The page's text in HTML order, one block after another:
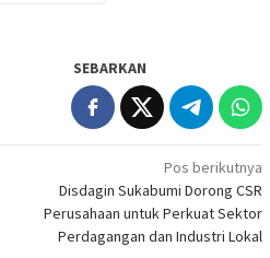
SEBARKAN
Pos berikutnya
Disdagin Sukabumi Dorong CSR
Perusahaan untuk Perkuat Sektor
Perdagangan dan Industri Lokal